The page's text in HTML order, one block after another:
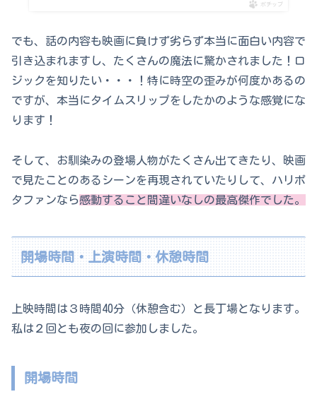
ポチップ
でも、話の内容も映画に負けず劣らず本当に面白い内容で
引き込まれますし、たくさんの魔法に驚かされました！ロ
ジックを知りたい・・・！特に時空の歪みが何度かあるの
ですが、本当にタイムスリップをしたかのような感覚にな
ります！
そして、お馴染みの登場人物がたくさん出てきたり、映画
で見たことのあるシーンを再現されていたりして、ハリポ
タファンなら感動すること間違いなしの最高傑作でした。
開場時間・上演時間・休憩時間
上映時間は３時間40分（休憩含む）と長丁場となります。
私は２回とも夜の回に参加しました。
開場時間